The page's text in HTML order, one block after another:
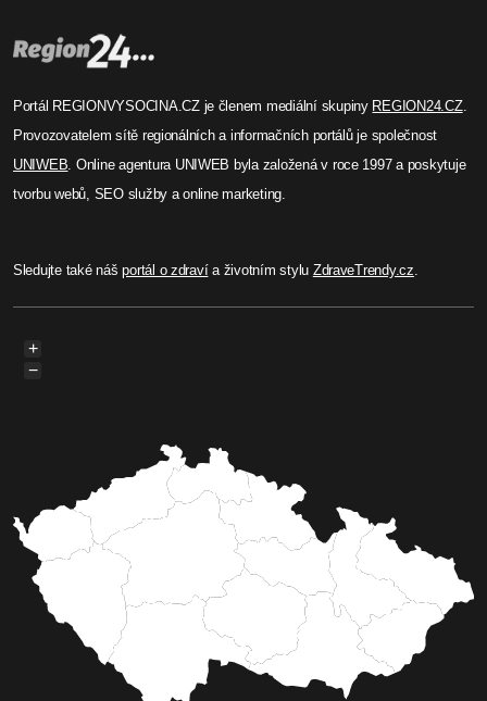
Portál REGIONVYSOCINA.CZ je členem mediální skupiny REGION24.CZ.
Provozovatelem sítě regionálních a informačních portálů je společnost
UNIWEB. Online agentura UNIWEB byla založená v roce 1997 a poskytuje
tvorbu webů, SEO služby a online marketing.
Sledujte také nášportál o zdravía životním stylu ZdraveTrendy.cz.
+
−